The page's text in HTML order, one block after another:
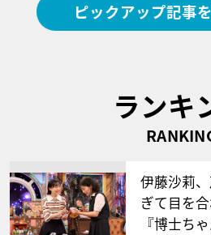
ピックアップ記事
ランキ
伊藤沙莉
ぎて目を
『博士ち